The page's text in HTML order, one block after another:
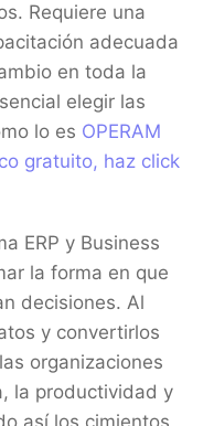
Requiere una
adecuada
en toda la
elegir las
lo es OPERAM
gratuito, haz click
ERP y Business
la forma en que
decisiones. Al
y convertirlos
organizaciones
la productividad y